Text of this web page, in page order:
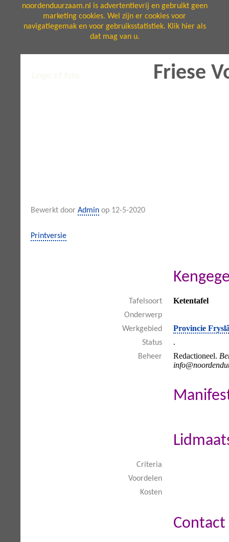
noordenduurzaam.nl is advertentievrij en gebruikt geen
marketing cookies. Wel zijn er cookies voor
navigatiegemak en voor gebruiksstatistiek. Klik hier als
dat mag van u.
Friese
Bewerkt door Admin op 12-5-2020
Printversie
Tafelsoort Ketentafel
Onderwerp
Werkgebied
Provincie
Status .
Beheer Redactioneel.
Criteria
Voordelen
Kosten
Contact